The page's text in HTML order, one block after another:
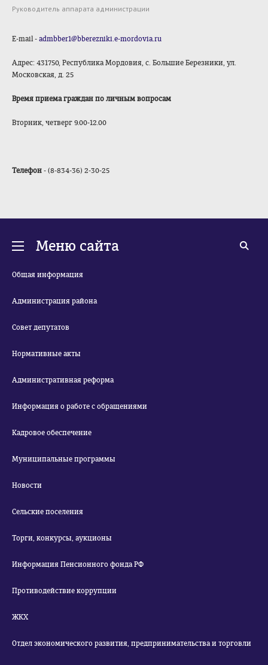
Руководитель аппарата администрации
E-mail - admbber1@bberezniki.e-mordovia.ru
Адрес: 431750, Республика Мордовия, с. Большие Березники, ул.
Московская, д. 25
Время приема граждан по личным вопросам
Вторник, четверг 9.00-12.00
Телефон - (8-834-36) 2-30-25
Меню сайта
Общая информация
Администрация района
Совет депутатов
Нормативные акты
Административная реформа
Информация о работе с обращениями
Кадровое обеспечение
Муниципальные программы
Новости
Сельские поселения
Торги, конкурсы, аукционы
Информация Пенсионного фонда РФ
Противодействие коррупции
ЖКХ
Отдел экономического развития, предпринимательства и торговли